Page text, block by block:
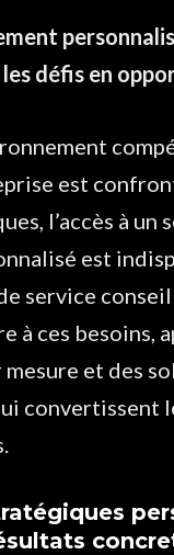
défis en
est
l’accès à un
est
service conseil
à ces besoins,
mesure et des
convertissent